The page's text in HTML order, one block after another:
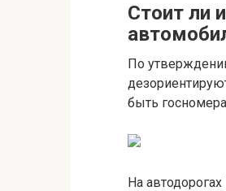
Стоит ли
По
быть
На